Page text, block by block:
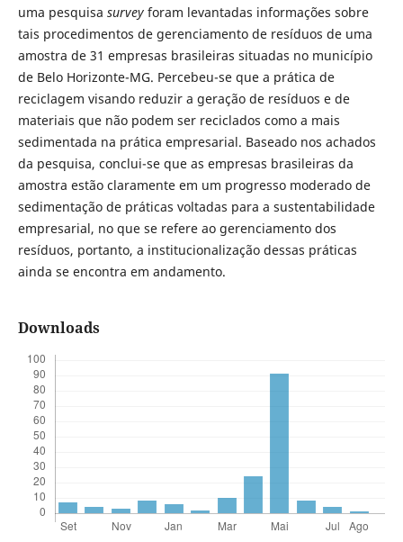
uma pesquisa surveyforam levantadas informações sobre
tais procedimentos de gerenciamento de resíduos de uma
amostra de 31 empresas brasileiras situadas no município
de Belo Horizonte-MG. Percebeu-se que a prática de
reciclagem visando reduzir a geração de resíduos e de
materiais que não podem ser reciclados como a mais
sedimentada na prática empresarial. Baseado nos achados
da pesquisa, conclui-se que as empresas brasileiras da
amostra estão claramente em um progresso moderado de
sedimentação de práticas voltadas para a sustentabilidade
empresarial, no que se refere ao gerenciamento dos
resíduos, portanto, a institucionalização dessas práticas
ainda se encontra em andamento.
Downloads